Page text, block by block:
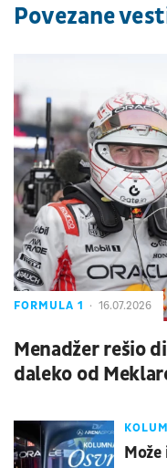
Povezane
FORMULA 1 16.07.2026
Menadžer rešio
daleko od